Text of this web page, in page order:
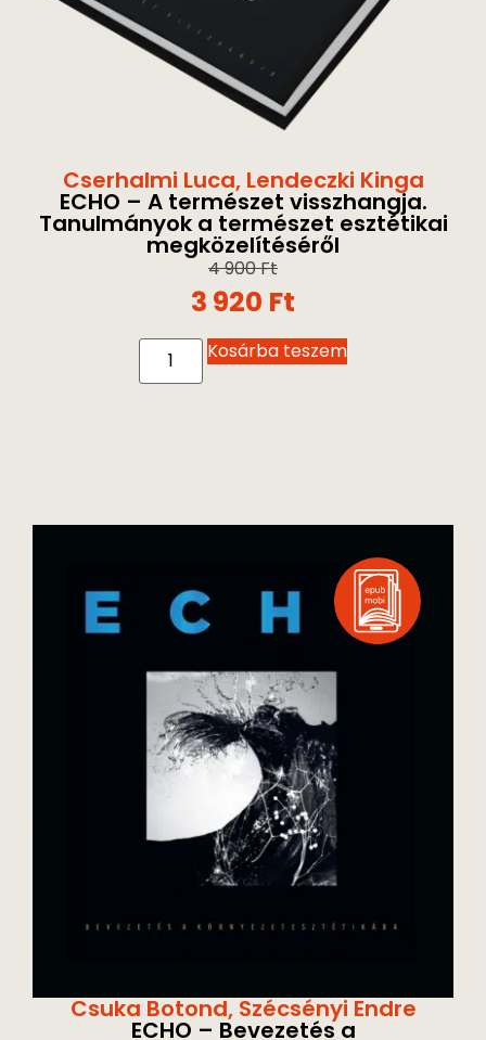
Cserhalmi Luca,Lendeczki Kinga
ECHO – A természet visszhangja.
Tanulmányok a természet esztétikai
megközelítéséről
4 900Ft
3 920Ft